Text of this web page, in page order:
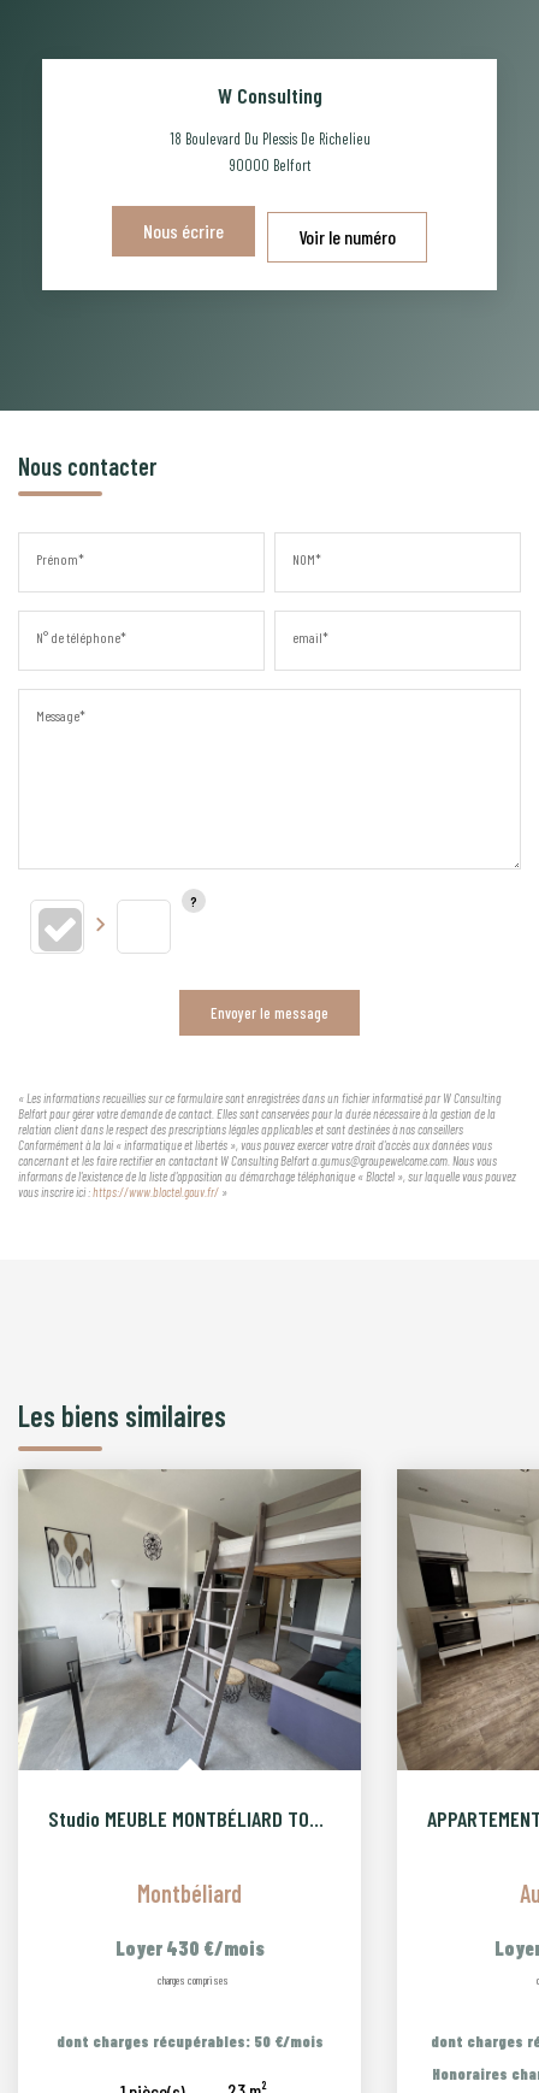
W Consulting
18 Boulevard Du Plessis De Richelieu
90000 Belfort
Nous écrire Voir le numéro
Nous contacter
Prénom* NOM*
N° de téléphone* email*
Message*
Envoyer le message
« Les informations recueillies sur ce formulaire sont enregistrées dans un fichier informatisé par W Consulting
Belfort pour gérer votre demande de contact. Elles sont conservées pour la durée nécessaire à la gestion de la
relation client dans le respect des prescriptions légales applicables et sont destinées à nos conseillers
Conformément à la loi « informatique et libertés », vous pouvez exercer votre droit d'accès aux données vous
concernant et les faire rectifier en contactant W Consulting Belfort a.gumus@groupewelcome.com. Nous vous
informons de l'existence de la liste d'opposition au démarchage téléphonique « Bloctel », sur laquelle vous pouvez
vous inscrire ici :https://www.bloctel.gouv.fr/ »
Les biens similaires
Studio MEUBLE MONTBÉLIARD TOUT COMPRIS
Montbéliard
Loyer 430 €/mois
charges comprises
dont charges récupérables: 50 €/mois
dont charges
Honoraires